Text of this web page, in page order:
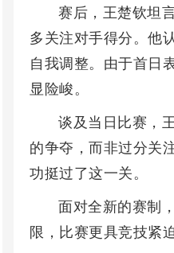
赛后，王楚钦坦
多关注对手得分。他
自我调整。由于首日
显险峻。
谈及当日比赛，
的争夺，而非过分关
功挺过了这一关。
面对全新的赛制
限，比赛更具竞技紧